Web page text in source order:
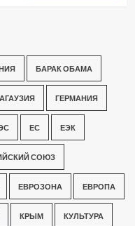
БАРАК ОБАМА
ГЕРМАНИЯ
ЕС ЕЭК
СОЮЗ
ЕВРОЗОНА ЕВРОПА
КРЫМ КУЛЬТУРА